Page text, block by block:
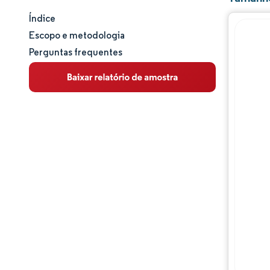
Panorama do Mercado
Análise de mercado
Principais Tendências de Mercado
Índice
Escopo e metodologia
Perguntas frequentes